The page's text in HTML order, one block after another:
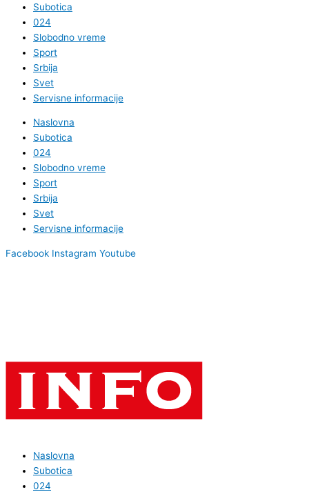
Subotica
024
Slobodno vreme
Sport
Srbija
Svet
Servisne informacije
Naslovna
Subotica
024
Slobodno vreme
Sport
Srbija
Svet
Servisne informacije
Facebook Instagram Youtube
Naslovna
Subotica
024